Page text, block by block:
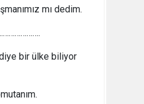
mı dedim.
bir ülke biliyor